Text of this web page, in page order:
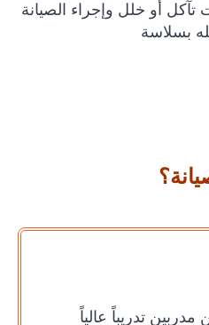
أو خلل وإجراء الصيانة
تدريباً عالياً